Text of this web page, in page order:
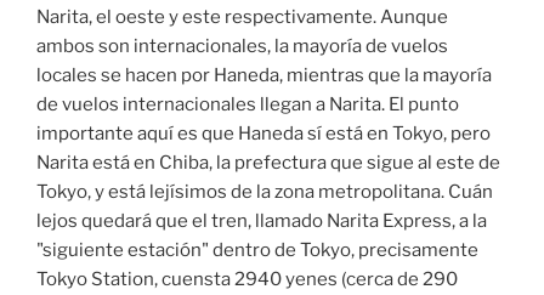
Narita, el oeste y este respectivamente. Aunque
ambos son internacionales, la mayoría de vuelos
locales se hacen por Haneda, mientras que la mayoría
de vuelos internacionales llegan a Narita. El punto
importante aquí es que Haneda sí está en Tokyo, pero
Narita está en Chiba, la prefectura que sigue al este de
Tokyo, y está lejísimos de la zona metropolitana. Cuán
lejos quedará que el tren, llamado Narita Express, a la
"siguiente estación" dentro de Tokyo, precisamente
Tokyo Station, cuensta 2940 yenes (cerca de 290